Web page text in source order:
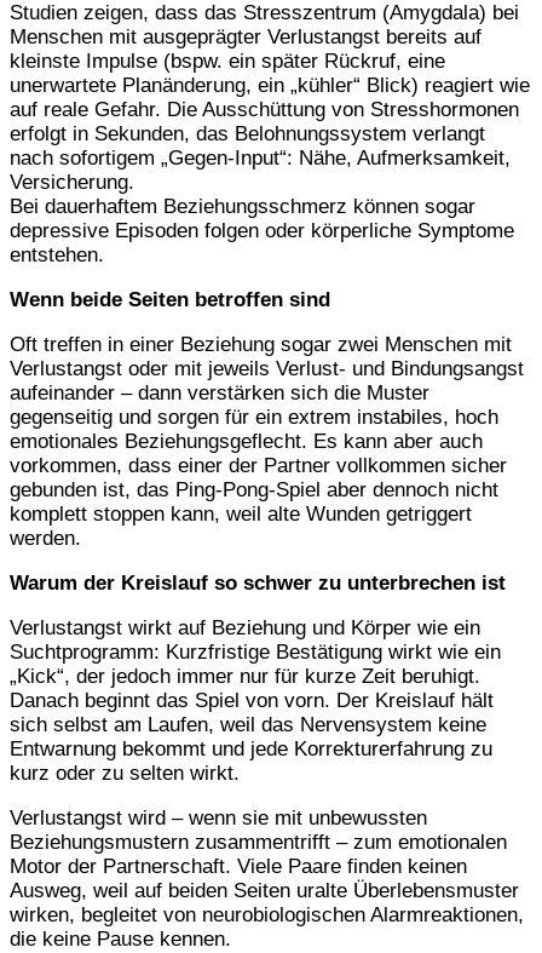
Studien zeigen, dass das Stresszentrum (Amygdala) bei
Menschen mit ausgeprägter Verlustangst bereits auf
kleinste Impulse (bspw. ein später Rückruf, eine
unerwartete Planänderung, ein „kühler“ Blick) reagiert wie
auf reale Gefahr. Die Ausschüttung von Stresshormonen
erfolgt in Sekunden, das Belohnungssystem verlangt
nach sofortigem „Gegen-Input“: Nähe, Aufmerksamkeit,
Versicherung.
Bei dauerhaftem Beziehungsschmerz können sogar
depressive Episoden folgen oder körperliche Symptome
entstehen.
Wenn beide Seiten betroffen sind
Oft treffen in einer Beziehung sogar zwei Menschen mit
Verlustangst oder mit jeweils Verlust- und Bindungsangst
aufeinander – dann verstärken sich die Muster
gegenseitig und sorgen für ein extrem instabiles, hoch
emotionales Beziehungsgeflecht. Es kann aber auch
vorkommen, dass einer der Partner vollkommen sicher
gebunden ist, das Ping-Pong-Spiel aber dennoch nicht
komplett stoppen kann, weil alte Wunden getriggert
werden.
Warum der Kreislauf so schwer zu unterbrechen ist
Verlustangst wirkt auf Beziehung und Körper wie ein
Suchtprogramm: Kurzfristige Bestätigung wirkt wie ein
„Kick“, der jedoch immer nur für kurze Zeit beruhigt.
Danach beginnt das Spiel von vorn. Der Kreislauf hält
sich selbst am Laufen, weil das Nervensystem keine
Entwarnung bekommt und jede Korrekturerfahrung zu
kurz oder zu selten wirkt.
Verlustangst wird – wenn sie mit unbewussten
Beziehungsmustern zusammentrifft – zum emotionalen
Motor der Partnerschaft. Viele Paare finden keinen
Ausweg, weil auf beiden Seiten uralte Überlebensmuster
wirken, begleitet von neurobiologischen Alarmreaktionen,
die keine Pause kennen.